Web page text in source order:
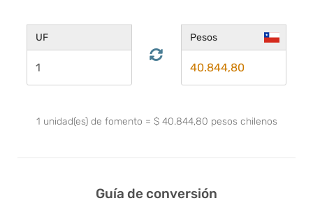
UF Pesos
1 unidad(es) de fomento = $ 40.844,80 pesos chilenos
Guía de conversión